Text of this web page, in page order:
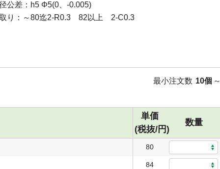
公差：h5 Φ5(0、-0.005)
り：～80迄2-R0.3 82以上 2-C0.3
最小注文数 10個
単価
(税抜/円)
数量
80
84